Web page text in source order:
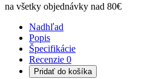
na všetky objednávky nad 80€
Nadhľad
Popis
Špecifikácie
Recenzie 0
Pridať do košíka